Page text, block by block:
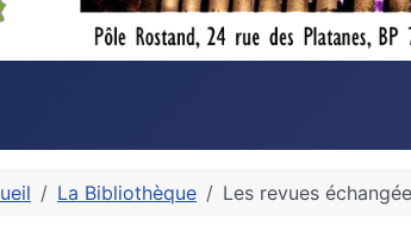
La Bibliothèque Les revues